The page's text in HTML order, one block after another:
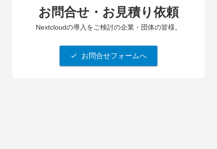
お問合せ・お見積り依頼
Nextcloudの導入をご検討の企業・団体の皆様。
お問合せフォームへ